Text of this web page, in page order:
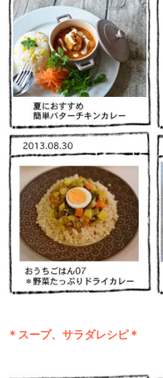
＊スープ、サラダレシピ＊